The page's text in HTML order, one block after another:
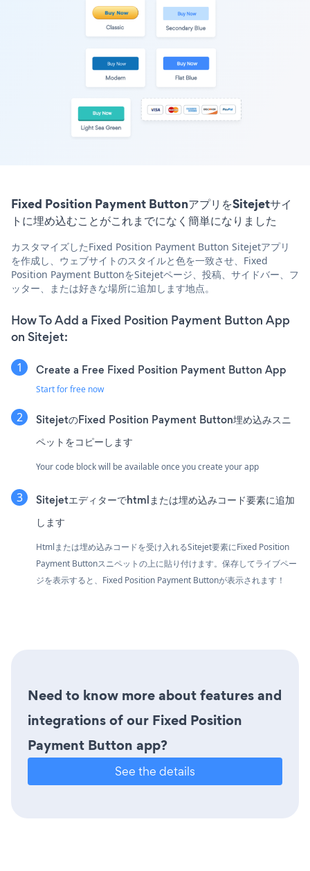
Fixed Position Payment ButtonアプリをSitejetサイ
トに埋め込むことがこれまでになく簡単になりました
カスタマイズしたFixed Position Payment Button Sitejetアプリ
を作成し、ウェブサイトのスタイルと色を一致させ、Fixed
Position Payment ButtonをSitejetページ、投稿、サイドバー、フ
ッター、または好きな場所に追加します地点。
How To Add a Fixed Position Payment Button App
on Sitejet:
Create a Free Fixed Position Payment Button App
Start for free now
SitejetのFixed Position Payment Button埋め込みスニ
ペットをコピーします
Your code block will be available once you create your app
Sitejetエディターでhtmlまたは埋め込みコード要素に追加
します
Htmlまたは埋め込みコードを受け入れるSitejet要素にFixed Position
Payment Buttonスニペットの上に貼り付けます。保存してライブペー
ジを表示すると、Fixed Position Payment Buttonが表示されます！
Need to know more about features and
integrations of our Fixed Position
Payment Button app?
See the details